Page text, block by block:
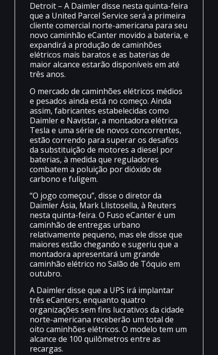
Detroit – A Daimler disse nesta quinta-feira
que a United Parcel Service será a primeira
cliente comercial norte-americana para seu
novo caminhão eCanter movido a bateria, e
expandirá a produção de caminhões
elétricos mais baratos e as baterias de
maior alcance estarão disponíveis em até
três anos.
O mercado de caminhões elétricos médios
e pesados ainda está no começo. Ainda
assim, fabricantes estabelecidas como
Daimler e Navistar, a montadora elétrica
Tesla e uma série de novos concorrentes,
estão correndo para superar os desafios
da substituição de motores a diesel por
baterias, à medida que reguladores
combatem a poluição por dióxido de
carbono e fuligem.
“O jogo começou”, disse o diretor da
Daimler Ásia, Mark Llistosella, à Reuters
nesta quinta-feira. O Fuso eCanter é um
caminhão de entregas urbano
relativamente pequeno, mas ele disse que
maiores estão chegando e sugeriu que a
montadora apresentará um grande
caminhão elétrico no Salão de Tóquio em
outubro.
A Daimler disse que a UPS irá implantar
três eCanters, enquanto quatro
organizações sem fins lucrativos da cidade
norte-americana receberão um total de
oito caminhões elétricos. O modelo tem um
alcance de 100 quilômetros entre as
recargas.